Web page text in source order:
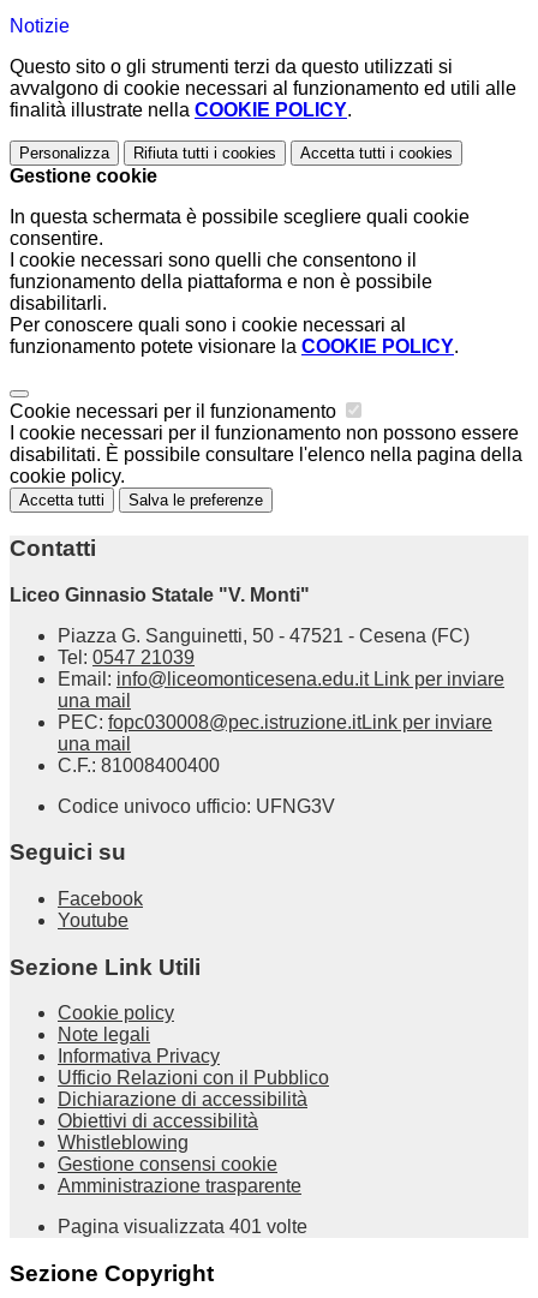
Notizie
Questo sito o gli strumenti terzi da questo utilizzati si
avvalgono di cookie necessari al funzionamento ed utili alle
finalità illustrate nella COOKIE POLICY.
Personalizza Rifiuta tutti i cookies Accetta tutti i cookies
Gestione cookie
In questa schermata è possibile scegliere quali cookie
consentire.
I cookie necessari sono quelli che consentono il
funzionamento della piattaforma e non è possibile
disabilitarli.
Per conoscere quali sono i cookie necessari al
funzionamento potete visionare la COOKIE POLICY.
Cookie necessari per il funzionamento
I cookie necessari per il funzionamento non possono essere
disabilitati. È possibile consultare l'elenco nella pagina della
cookie policy.
Accetta tutti Salva le preferenze
Contatti
Liceo Ginnasio Statale "V. Monti"
Piazza G. Sanguinetti, 50 - 47521 - Cesena (FC)
Tel: 0547 21039
Email: info@liceomonticesena.edu.it Link per inviare
una mail
PEC: fopc030008@pec.istruzione.itLink per inviare
una mail
C.F.: 81008400400
Codice univoco ufficio: UFNG3V
Seguici su
Facebook
Youtube
Sezione Link Utili
Cookie policy
Note legali
Informativa Privacy
Ufficio Relazioni con il Pubblico
Dichiarazione di accessibilità
Obiettivi di accessibilità
Whistleblowing
Gestione consensi cookie
Amministrazione trasparente
Pagina visualizzata 401 volte
Sezione Copyright